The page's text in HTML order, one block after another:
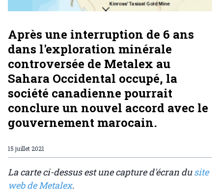
Après une interruption de 6 ans
dans l'exploration minérale
controversée de Metalex au
Sahara Occidental occupé, la
société canadienne pourrait
conclure un nouvel accord avec le
gouvernement marocain.
15 juillet 2021
La carte ci-dessus est une capture d'écran dusite
web de Metalex.